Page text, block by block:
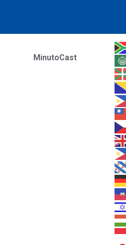
MinutoCast